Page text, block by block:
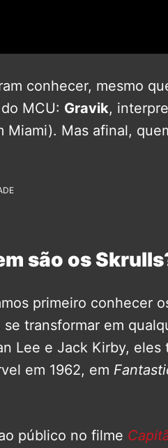
conhecer, mesmo
MCU: Gravik,
Miami). Mas afinal,
são os
primeiro conhecer
transformar em
Lee e Jack Kirby, eles
em 1962, em
público no filme